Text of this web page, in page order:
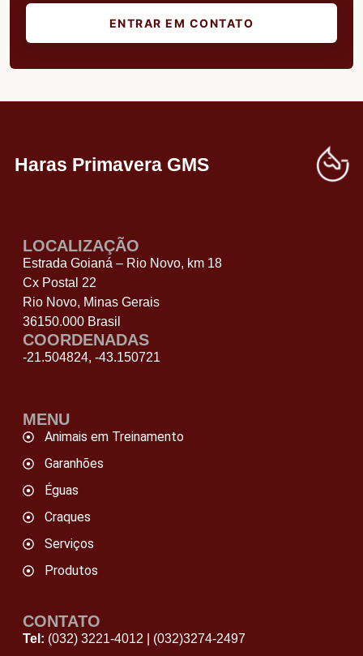
ENTRAR EM CONTATO
Haras Primavera GMS
LOCALIZAÇÃO
Estrada Goianá – Rio Novo, km 18
Cx Postal 22
Rio Novo, Minas Gerais
36150.000 Brasil
COORDENADAS
-21.504824, -43.150721
MENU
Animais em Treinamento
Garanhões
Éguas
Craques
Serviços
Produtos
CONTATO
Tel: (032) 3221-4012 (032)3274-2497